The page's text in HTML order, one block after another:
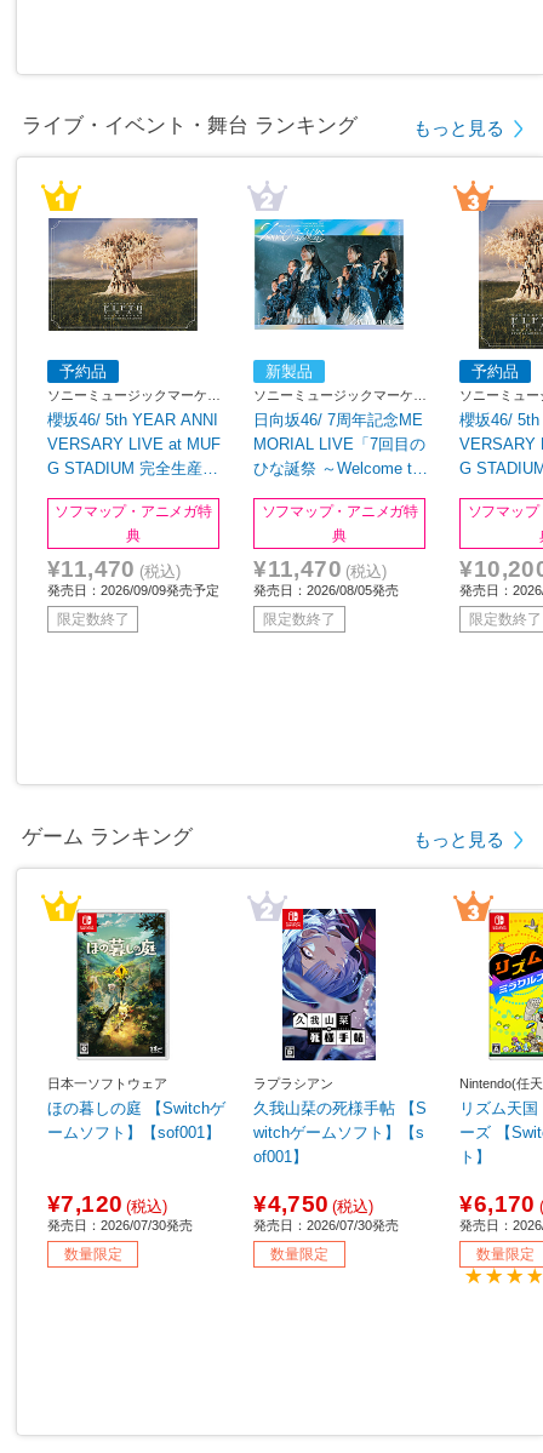
ライブ・イベント・舞台 ランキング もっと見る
予約品
ソニーミュージックマーケテ
ィング
櫻坂46/ 5th YEAR ANNI
VERSARY LIVE at MUF
G STADIUM 完全生産限
ソフマップ・アニメガ特
典
¥11,470 (税込)
発売日：2026/09/09発売予定
限定数終了
新製品
ソニーミュージックマーケテ
ィング
日向坂46/ 7周年記念ME
MORIAL LIVE「7回目の
ひな誕祭 ～Welcome to
TRA～」in 横浜スタジア
ム 完全生産限定盤 BD
ソフマップ・アニメガ特
典
¥11,470 (税込)
発売日：2026/08/05発売
限定数終了
予約品
ソニーミュ
ィング
櫻坂46/
VERSARY
G
ソフマッ
発売日：
限定数終了
ゲーム ランキング もっと見る
日本一ソフトウェア
ほの暮しの庭 【Switchゲ
ームソフト】【sof001】
¥7,120 (税込)
発売日：2026/07/30発売
数量限定
ラプラシアン
久我山栞の死様手帖 【S
witchゲームソフト】【s
of001】
¥4,750 (税込)
発売日：2026/07/30発売
数量限定
Nintendo(任
リズム天
ーズ 【
ト】
¥6,170
発売日：
数量限定